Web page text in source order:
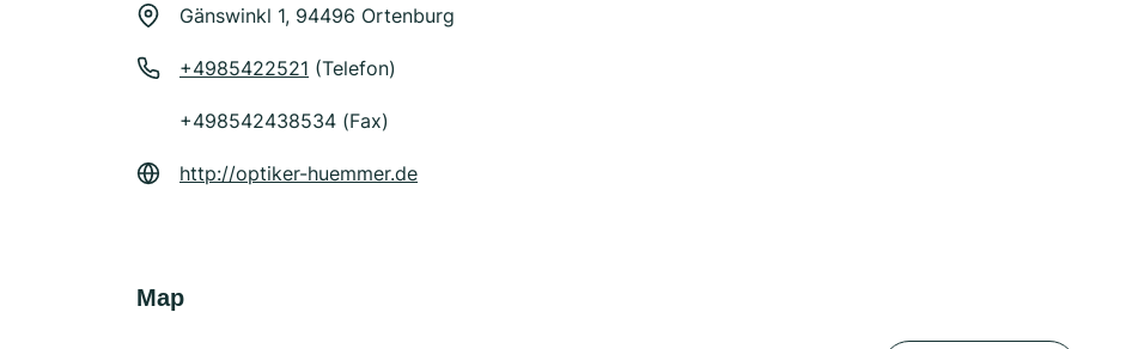
Gänswinkl 1, 94496 Ortenburg
+4985422521 (Telefon)
+498542438534 (Fax)
http://optiker-huemmer.de
Map